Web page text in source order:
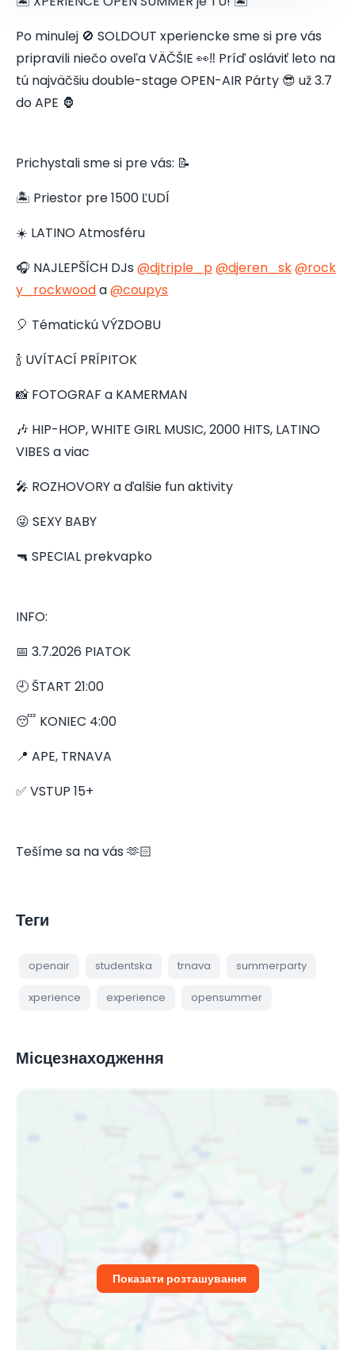
Po minulej 🚫 SOLDOUT xperiencke sme si pre vás
pripravili niečo oveľa VÄČŠIE 👀‼️ Príď osláviť leto na
tú najväčšiu double-stage OPEN-AIR Párty 😎 už 3.7
do APE 🦍
Prichystali sme si pre vás: 📝
🏝️ Priestor pre 1500 ĽUDÍ
☀️ LATINO Atmosféru
🎧 NAJLEPŠÍCH DJs @djtriple_p@djeren_sk@rock
y_rockwooda@coupys
🎈 Tématickú VÝZDOBU
🍾 UVÍTACÍ PRÍPITOK
📸 FOTOGRAF a KAMERMAN
🎶 HIP-HOP, WHITE GIRL MUSIC, 2000 HITS, LATINO
VIBES a viac
🎤 ROZHOVORY a ďalšie fun aktivity
😜 SEXY BABY
🔫 SPECIAL prekvapko
INFO:
📅 3.7.2026 PIATOK
🕘 ŠTART 21:00
😴 KONIEC 4:00
📍 APE, TRNAVA
✅ VSTUP 15+
Tešíme sa na vás 🫶🏻
Теги
openair studentska trnava summerparty
xperience experience opensummer
Місцезнаходження
Показати розташування